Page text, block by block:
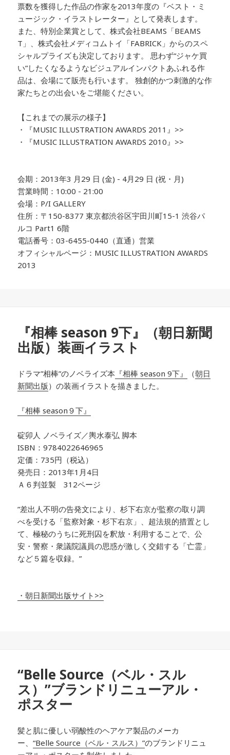
票数を獲得した作品の作家を2013年度の『ベスト・ミ
ュージック・イラストレーター』として発表します。
また、特別企業賞として、株式会社BEAMS「BEAMS
T」、株式会社メディコムトイ「FABRICK」からのスペ
シャルプライズも決定しております。 思わず“ジャケ買
い”したくなるようなビジュアルインパクトあふれる作
品は、会場にて販売も行います。 独創的かつ刺激的な作
家たちとの出会いをご堪能ください。
【これまでの展示の様子】
・『MUSIC ILLUSTRATION AWARDS 2011』>>
・『MUSIC ILLUSTRATION AWARDS 2010』>>
会期：2013年3 月29 日 (金) - 4月29 日 (祝・月)
営業時間：10:00 - 21:00
会場：P/I GALLERY
住所：〒150-8377 東京都渋谷区宇田川町15-1 渋谷パ
ルコ Part1 6階
電話番号：03-6455-0440（直通）営業
オフィシャルページ：MUSIC ILLUSTRATION AWARDS
2013
『相棒 season 9下』（朝日新聞
出版）装画イラスト
ドラマ”相棒”のノベライズ本 『相棒 season 9下』 （朝日
新聞出版）の装画イラストを描きました。
『相棒 season９下』
碇卯人 ノベライズ／輿水泰弘 脚本
ISBN：9784022646965
定価：735円（税込）
発売日：2013年1月4日
Ａ６判並製 312ページ
”差出人不明の告発文により、杉下右京が監察の取り調
べを受ける「監察対象・杉下右京」、超法規的措置とし
て、極秘のうちに死刑囚を釈放・利用することで、公
安・警察・衆議院議員の思惑が激しく交錯する「亡霊」
など５篇を収録。”
・朝日新聞出版サイト>>
“Belle Source（ベル・スル
ス）”ブランドリニューアル・
ポスター
髪と肌に優しい弱酸性のヘアケア製品のメーカ
ー、“Belle Source（ベル・スルス）”のブランドリニュ